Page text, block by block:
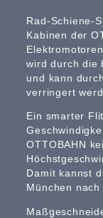
Rad-Schiene-
Kabinen der
wird durch die
und kann
verringert
Ein smarter
OTTOBAHN
Damit kannst
München